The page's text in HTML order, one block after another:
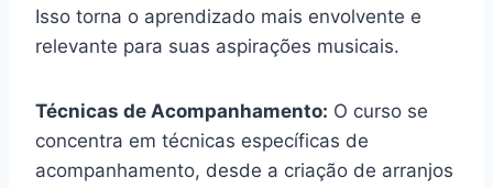
Isso torna o aprendizado mais envolvente e
relevante para suas aspirações musicais.
Técnicas de Acompanhamento: O curso se
concentra em técnicas específicas de
acompanhamento, desde a criação de arranjos